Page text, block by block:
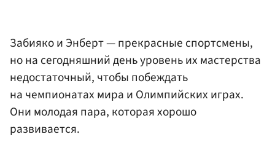
Забияко и Энберт — прекрасные спортсмены,
но на сегодняшний день уровень их мастерства
недостаточный, чтобы побеждать
на чемпионатах мира и Олимпийских играх.
Они молодая пара, которая хорошо
развивается.